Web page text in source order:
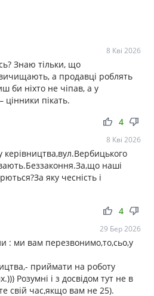
8 Кві 2026
Знаю тільки, що
а продавці роблять
би ніхто не чіпав, а у
цінники пікать.
thumb_up thumb_down
4
8 Кві 2026
керівництва,вул.Вербицького
наші
яку чесність і
thumb_up thumb_down
4
29 Бер 2026
: ми вам перезвонимо,то,сьо,у
приймати на роботу
Розумні і з досвідом тут не в
свій час,якщо вам не 25).